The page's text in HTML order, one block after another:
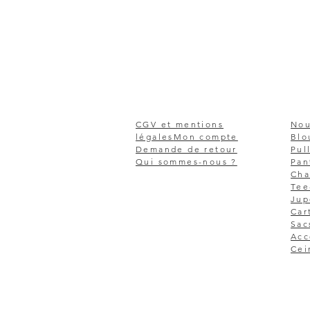
CGV et mentions
légales Mon compte
Demande de retour
Qui sommes-nous ?